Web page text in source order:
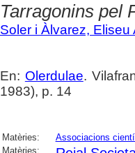
Tarragonins pel
Soler i Àlvarez, Eliseu
En: Olerdulae.
1983), p. 14
Matèries: Associacions
Matèries: